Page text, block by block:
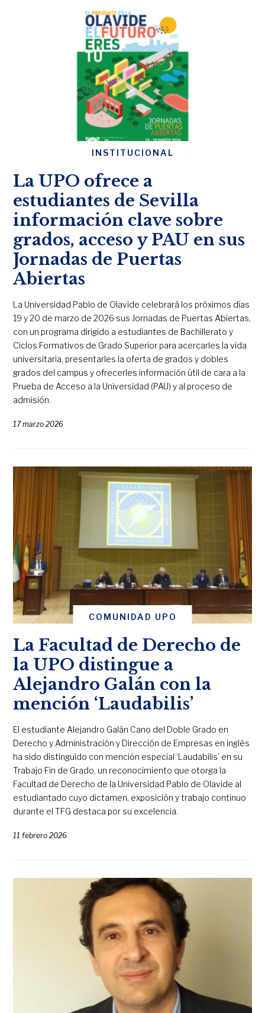
INSTITUCIONAL
La UPO ofrece a
estudiantes de Sevilla
información clave sobre
grados, acceso y PAU en sus
Jornadas de Puertas
Abiertas
La Universidad Pablo de Olavide celebrará los próximos días
19 y 20 de marzo de 2026 sus Jornadas de Puertas Abiertas,
con un programa dirigido a estudiantes de Bachillerato y
Ciclos Formativos de Grado Superior para acercarles la vida
universitaria, presentarles la oferta de grados y dobles
grados del campus y ofrecerles información útil de cara a la
Prueba de Acceso a la Universidad (PAU) y al proceso de
admisión.
17 marzo 2026
COMUNIDAD UPO
La Facultad de Derecho de
la UPO distingue a
Alejandro Galán con la
mención ‘Laudabilis’
El estudiante Alejandro Galán Cano del Doble Grado en
Derecho y Administración y Dirección de Empresas en inglés
ha sido distinguido con mención especial ‘Laudabilis’ en su
Trabajo Fin de Grado, un reconocimiento que otorga la
Facultad de Derecho de la Universidad Pablo de Olavide al
estudiantado cuyo dictamen, exposición y trabajo continuo
durante el TFG destaca por su excelencia.
11 febrero 2026